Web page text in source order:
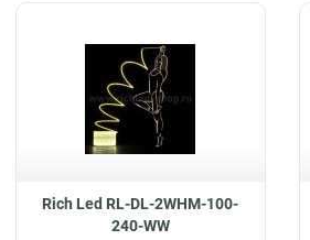
Rich Led RL-DL-2WHM-100-
240-WW